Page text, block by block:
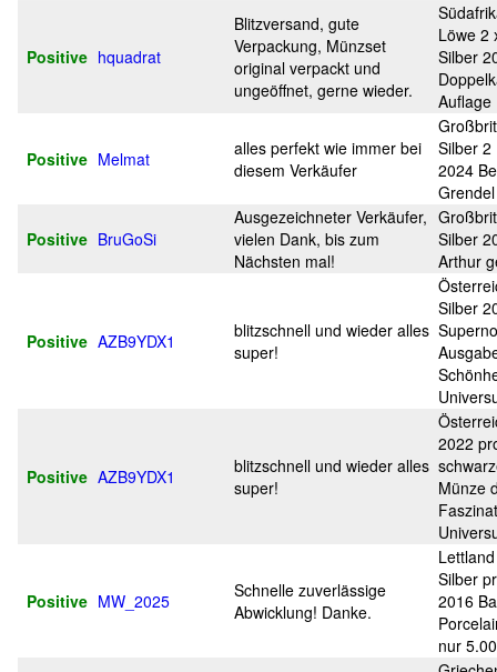
Positive hquadrat
Blitzversand, gute
Verpackung, Münzset
original verpackt und
ungeöffnet, gerne wieder.
Löwe 2
Silber
Auflage
Positive Melmat
alles perfekt wie immer bei
diesem Verkäufer
Silber 2
2024
Positive BruGoSi
Ausgezeichneter Verkäufer,
vielen Dank, bis zum
Nächsten mal!
Silber
Arthur
Positive AZB9YDX1
blitzschnell und wieder alles
super!
Silber
Positive AZB9YDX1
blitzschnell und wieder alles
super!
2022
Münze
Positive MW_2025
Schnelle zuverlässige
Abwicklung! Danke.
Silber
2016
nur